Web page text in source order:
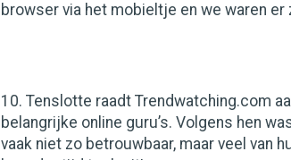
browser via het mobieltje en we waren er
10. Tenslotte raadt Trendwatching.com
belangrijke online guru’s. Volgens hen
vaak niet zo betrouwbaar, maar veel van